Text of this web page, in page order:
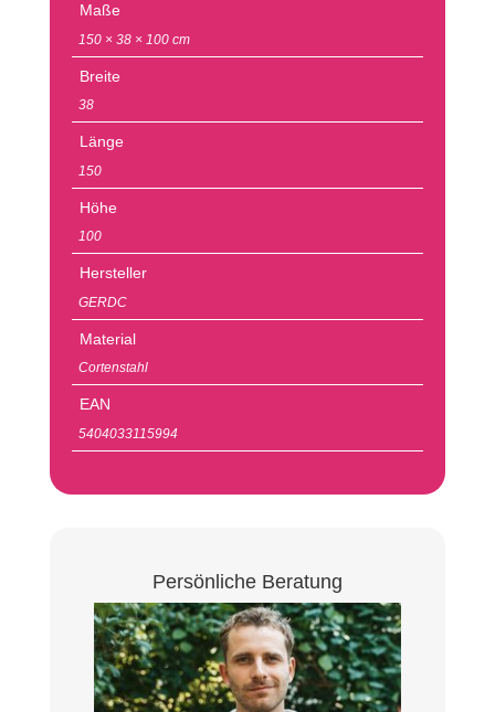
Maße
150 × 38 × 100 cm
Breite
38
Länge
150
Höhe
100
Hersteller
GERDC
Material
Cortenstahl
EAN
5404033115994
Persönliche Beratung